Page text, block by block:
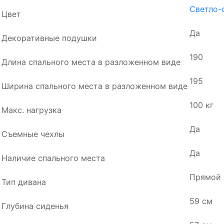
Цвет
Светло-
Декоративные подушки Да
Длина спального места в разложенном виде 190
Ширина спального места в разложенном виде 195
Макс. нагрузка 100 кг
Съемные чехлы Да
Наличие спального места Да
Тип дивана Прямой
Глубина сиденья 59 см